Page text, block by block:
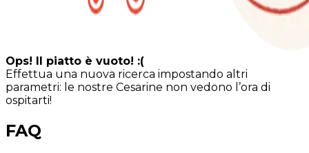
Ops! Il piatto è vuoto! :(
Effettua una nuova ricerca impostando altri
parametri: le nostre Cesarine non vedono l’ora di
ospitarti!
FAQ